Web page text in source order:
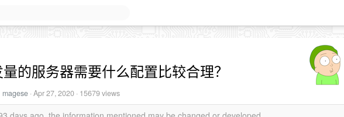
的服务器需要什么配置比较合理？
magese ·Apr 27, 2020 · 15679 views